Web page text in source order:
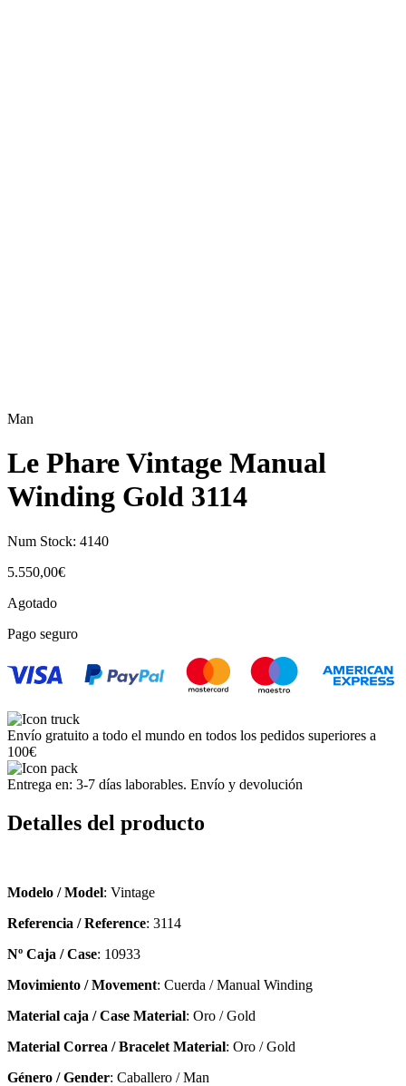
Man
Le Phare Vintage Manual
Winding Gold 3114
Num Stock: 4140
5.550,00€
Agotado
Pago seguro
Envío gratuito a todo el mundo en todos los pedidos superiores a
100€
Entrega en: 3-7 días laborables. Envío y devolución
Detalles del producto
Modelo / Model: Vintage
Referencia / Reference: 3114
Nº Caja / Case: 10933
Movimiento / Movement: Cuerda / Manual Winding
Material caja / Case Material: Oro / Gold
Material Correa / Bracelet Material: Oro / Gold
Género / Gender: Caballero / Man